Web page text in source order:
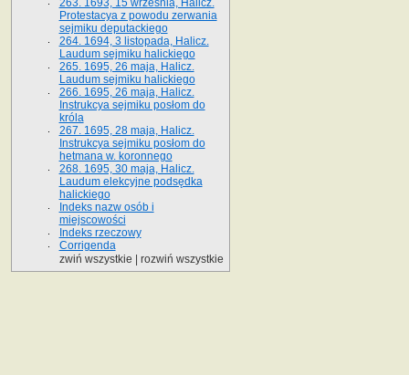
263. 1693, 15 września, Halicz.
Protestacya z powodu zerwania
sejmiku deputackiego
264. 1694, 3 listopada, Halicz.
Laudum sejmiku halickiego
265. 1695, 26 maja, Halicz.
Laudum sejmiku halickiego
266. 1695, 26 maja, Halicz.
Instrukcya sejmiku posłom do
króla
267. 1695, 28 maja, Halicz.
Instrukcya sejmiku posłom do
hetmana w. koronnego
268. 1695, 30 maja, Halicz.
Laudum elekcyjne podsędka
halickiego
Indeks nazw osób i
miejscowości
Indeks rzeczowy
Corrigenda
zwiń wszystkie
rozwiń wszystkie